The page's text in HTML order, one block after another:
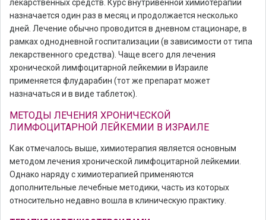
лекарственных средств. Курс внутривенной химиотерапии
назначается один раз в месяц и продолжается несколько
дней. Лечение обычно проводится в дневном стационаре, в
рамках однодневной госпитализации (в зависимости от типа
лекарственного средства). Чаще всего для лечения
хронической лимфоцитарной лейкемии в Израиле
применяется флударабин (тот же препарат может
назначаться и в виде таблеток).
МЕТОДЫ ЛЕЧЕНИЯ ХРОНИЧЕСКОЙ
ЛИМФОЦИТАРНОЙ ЛЕЙКЕМИИ В ИЗРАИЛЕ
Как отмечалось выше, химиотерапия является основным
методом лечения хронической лимфоцитарной лейкемии.
Однако наряду с химиотерапией применяются
дополнительные лечебные методики, часть из которых
относительно недавно вошла в клиническую практику.